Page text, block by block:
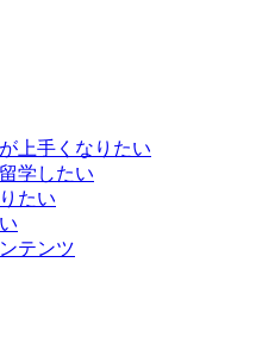
上手くなりたい
学したい
たい
テンツ